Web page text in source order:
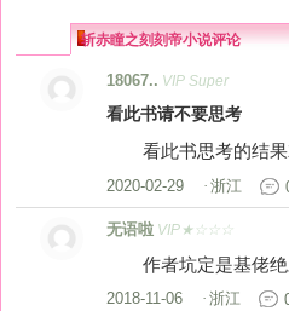
斩赤瞳之刻刻帝小说评论
18067.. VIP Super
看此书请不要思考
看此书思考的结果
2020-02-29 · 浙江
无语啦 VIP★☆☆☆
作者坑定是基佬绝
2018-11-06 · 浙江